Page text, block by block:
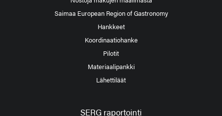
Saimaa European Region of Gastronomy
Hankkeet
Koordinaatiohanke
Pilotit
Materiaalipankki
Lähettiläät
SERG raportointi